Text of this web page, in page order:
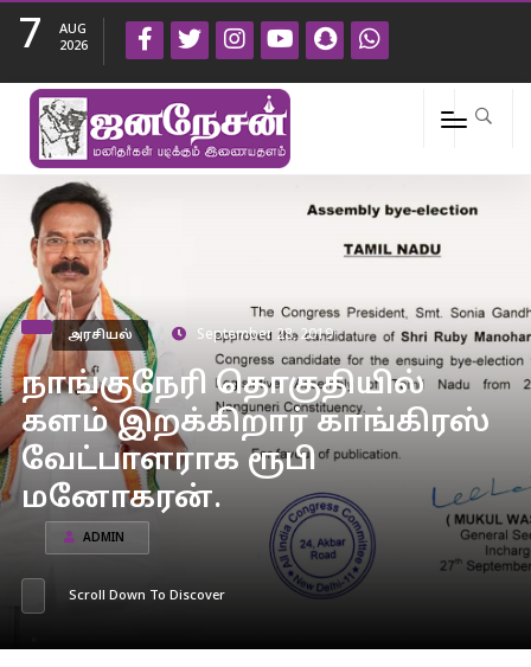
7
AUG
2026
அரசியல் September 28, 2019
நாங்குநேரி தொகுதியில்
களம் இறக்கிறார் காங்கிரஸ்
வேட்பாளராக ரூபி
மனோகரன்.
ADMIN
Scroll Down To Discover